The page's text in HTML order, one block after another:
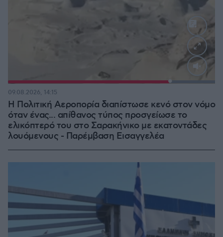
Loaded:
Η Πολιτική Αεροπορία διαπίστωσε κενό στον νόμο
όταν ένας... απίθανος τύπος προσγείωσε το
ελικόπτερό του στο Σαρακήνικο με εκατοντάδες
λουόμενους - Παρέμβαση Εισαγγελέα
09.08.2026, 14:15